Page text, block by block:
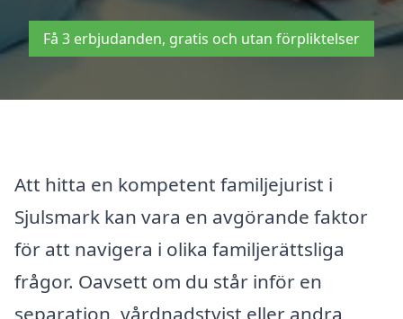
Få 3 erbjudanden, gratis och utan förpliktelser
Att hitta en kompetent familjejurist i
Sjulsmark kan vara en avgörande faktor
för att navigera i olika familjerättsliga
frågor. Oavsett om du står inför en
separation, vårdnadstvist eller andra